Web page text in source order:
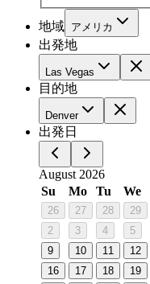
地域 アメリカ
出発地
Las Vegas
目的地
Denver
出発日
August 2026
Su
Mo Tu We
26 27 28 29
2
3 4 5
9
10 11 12
16
17 18 19